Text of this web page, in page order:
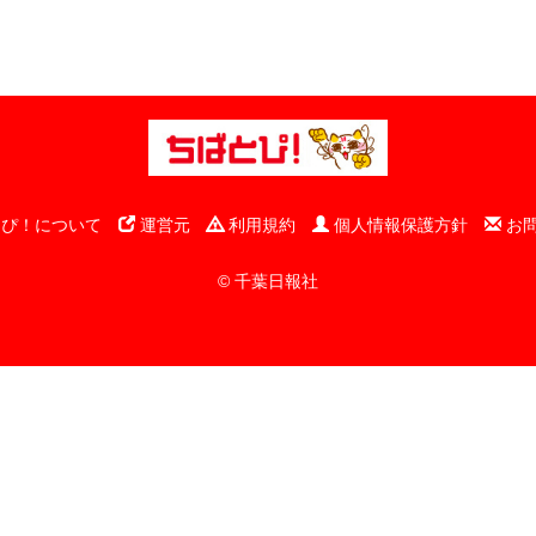
！について 運営元 利用規約 個人情報保護方針 お
© 千葉日報社